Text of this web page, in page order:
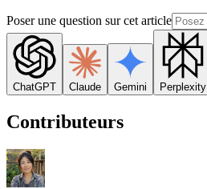
Poser une question sur cet article
ChatGPT Claude Gemini Perplexity
Contributeurs